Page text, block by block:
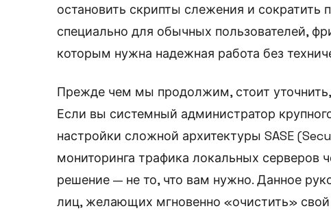
остановить скрипты слежения и сократить
специально для обычных пользователей,
которым нужна надежная работа без
Прежде чем мы продолжим, стоит
Если вы системный администратор
настройки сложной архитектуры SASE
мониторинга трафика локальных серверов
решение — не то, что вам нужно. Данное
лиц, желающих мгновенно «очистить»